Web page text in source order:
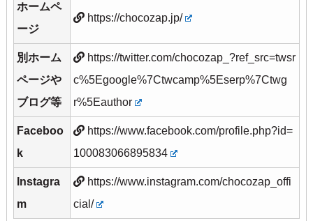
ホームペ
ージ
https://chocozap.jp/
別ホーム
ページや
ブログ等
https://twitter.com/chocozap_?ref_src=twsr
c%5Egoogle%7Ctwcamp%5Eserp%7Ctwg
r%5Eauthor
Faceboo
k
https://www.facebook.com/profile.php?id=
100083066895834
Instagra
m
https://www.instagram.com/chocozap_offi
cial/